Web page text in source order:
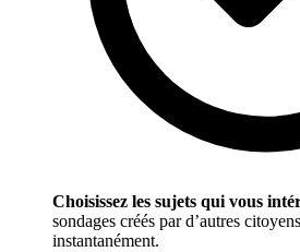
Choisissez les sujets qui vous
sondages créés par d’autres
instantanément.